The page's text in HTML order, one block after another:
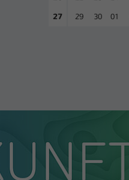
27 29 30 01